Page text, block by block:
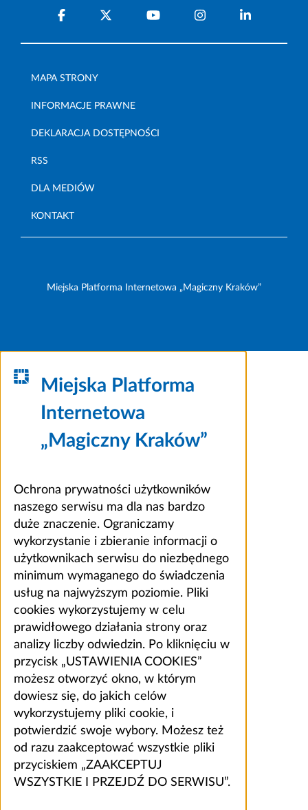
MAPA STRONY
INFORMACJE PRAWNE
DEKLARACJA DOSTĘPNOŚCI
RSS
DLA MEDIÓW
KONTAKT
Miejska Platforma Internetowa „Magiczny Kraków”
Miejska Platforma
Internetowa
„Magiczny Kraków”
Ochrona prywatności użytkowników
naszego serwisu ma dla nas bardzo
duże znaczenie. Ograniczamy
wykorzystanie i zbieranie informacji o
użytkownikach serwisu do niezbędnego
minimum wymaganego do świadczenia
usług na najwyższym poziomie. Pliki
cookies wykorzystujemy w celu
prawidłowego działania strony oraz
analizy liczby odwiedzin. Po kliknięciu w
przycisk „USTAWIENIA COOKIES”
możesz otworzyć okno, w którym
dowiesz się, do jakich celów
wykorzystujemy pliki cookie, i
potwierdzić swoje wybory. Możesz też
od razu zaakceptować wszystkie pliki
przyciskiem „ZAAKCEPTUJ
WSZYSTKIE I PRZEJDŹ DO SERWISU”.